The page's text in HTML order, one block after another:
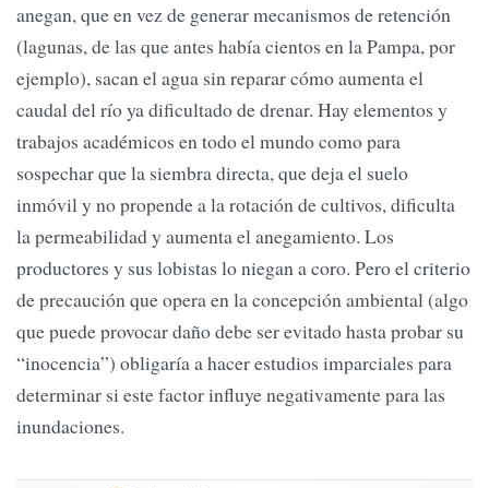
anegan, que en vez de generar mecanismos de retención
(lagunas, de las que antes había cientos en la Pampa, por
ejemplo), sacan el agua sin reparar cómo aumenta el
caudal del río ya dificultado de drenar. Hay elementos y
trabajos académicos en todo el mundo como para
sospechar que la siembra directa, que deja el suelo
inmóvil y no propende a la rotación de cultivos, dificulta
la permeabilidad y aumenta el anegamiento. Los
productores y sus lobistas lo niegan a coro. Pero el criterio
de precaución que opera en la concepción ambiental (algo
que puede provocar daño debe ser evitado hasta probar su
“inocencia”) obligaría a hacer estudios imparciales para
determinar si este factor influye negativamente para las
inundaciones.